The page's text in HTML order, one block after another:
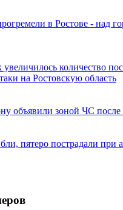
в Ростове - над
количество
на Ростовскую область
объявили зоной ЧС
пятеро пострадали при